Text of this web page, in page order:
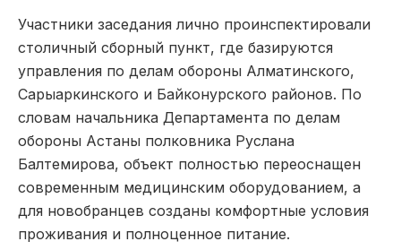
Участники заседания лично проинспектировали
столичный сборный пункт, где базируются
управления по делам обороны Алматинского,
Сарыаркинского и Байконурского районов. По
словам начальника Департамента по делам
обороны Астаны полковника Руслана
Балтемирова, объект полностью переоснащен
современным медицинским оборудованием, а
для новобранцев созданы комфортные условия
проживания и полноценное питание.